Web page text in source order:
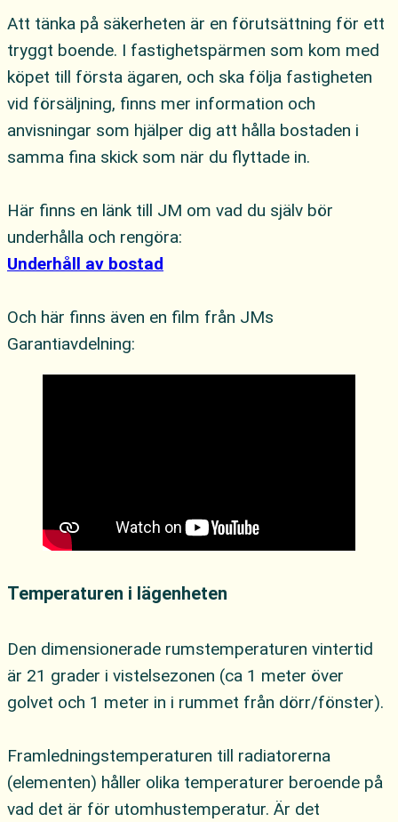
Att tänka på säkerheten är en förutsättning för ett
tryggt boende. I fastighetspärmen som kom med
köpet till första ägaren, och ska följa fastigheten
vid försäljning, finns mer information och
anvisningar som hjälper dig att hålla bostaden i
samma fina skick som när du flyttade in.
Här finns en länk till JM om vad du själv bör
underhålla och rengöra:
Underhåll av bostad
Och här finns även en film från JMs
Garantiavdelning:
Temperaturen i lägenheten
Den dimensionerade rumstemperaturen vintertid
är 21 grader i vistelsezonen (ca 1 meter över
golvet och 1 meter in i rummet från dörr/fönster).
Framledningstemperaturen till radiatorerna
(elementen) håller olika temperaturer beroende på
vad det är för utomhustemperatur. Är det
Skicka